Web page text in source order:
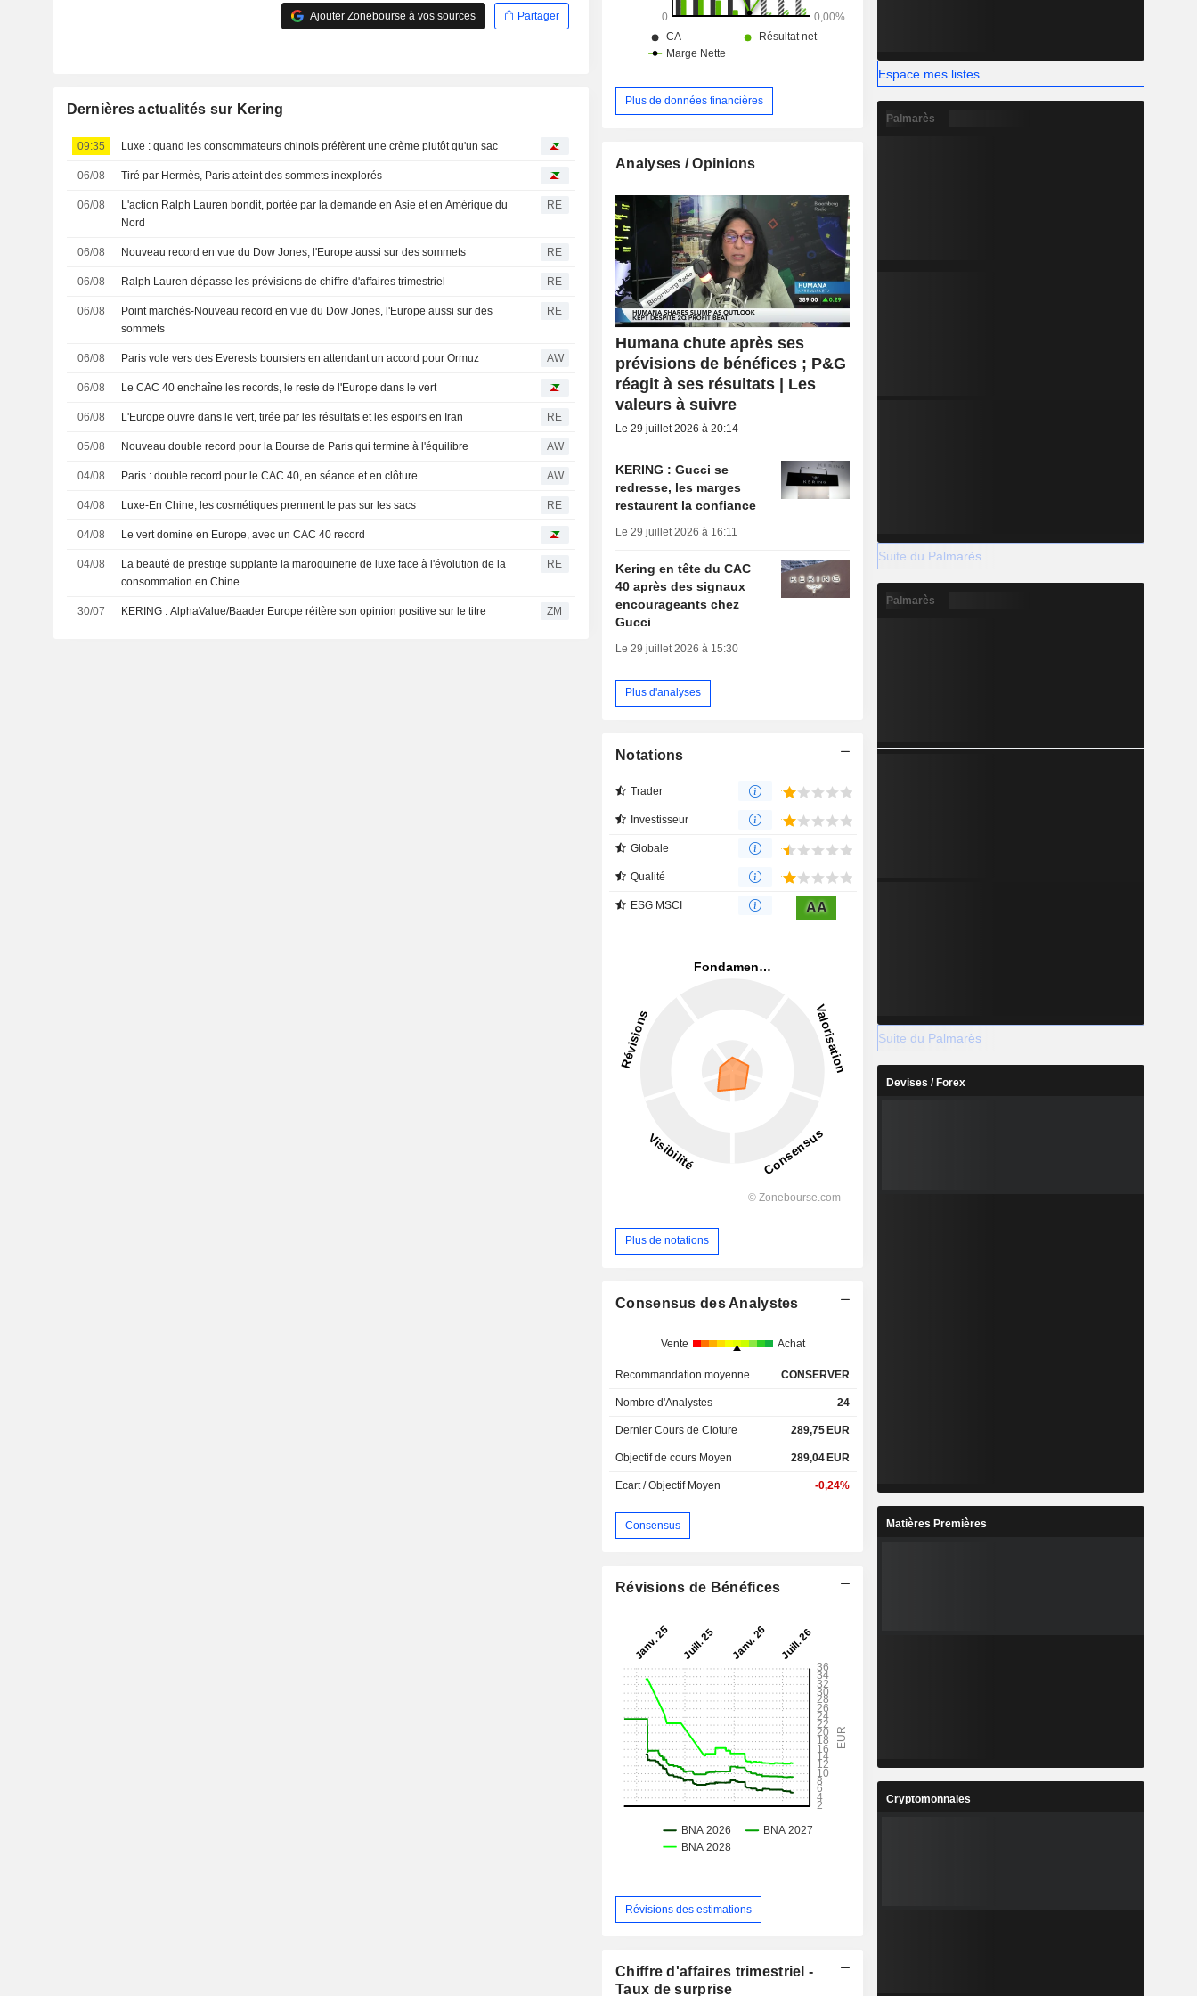
Ajouter Zonebourse à vos sources Partager
Dernières actualités sur Kering
09:35 Luxe : quand les consommateurs chinois préfèrent une crème plutôt qu'un sac
06/08 Tiré par Hermès, Paris atteint des sommets inexplorés
06/08
L'action Ralph Lauren bondit, portée par la demande en Asie et en Amérique du
Nord
RE
06/08 Nouveau record en vue du Dow Jones, l'Europe aussi sur des sommets RE
06/08 Ralph Lauren dépasse les prévisions de chiffre d'affaires trimestriel RE
06/08
Point marchés-Nouveau record en vue du Dow Jones, l'Europe aussi sur des
sommets
RE
06/08 Paris vole vers des Everests boursiers en attendant un accord pour Ormuz AW
06/08 Le CAC 40 enchaîne les records, le reste de l'Europe dans le vert
06/08 L'Europe ouvre dans le vert, tirée par les résultats et les espoirs en Iran RE
05/08 Nouveau double record pour la Bourse de Paris qui termine à l'équilibre AW
04/08 Paris : double record pour le CAC 40, en séance et en clôture AW
04/08 Luxe-En Chine, les cosmétiques prennent le pas sur les sacs RE
04/08 Le vert domine en Europe, avec un CAC 40 record
04/08
La beauté de prestige supplante la maroquinerie de luxe face à l'évolution de la
consommation en Chine
RE
30/07 KERING : AlphaValue/Baader Europe réitère son opinion positive sur le titre ZM
Plus de données financières
Analyses / Opinions
Humana chute après ses
prévisions de bénéfices ; P&G
réagit à ses résultats | Les
valeurs à suivre
Le 29 juillet 2026 à 20:14
KERING : Gucci se
redresse, les marges
restaurent la confiance
Le 29 juillet 2026 à 16:11
Kering en tête du CAC
40 après des signaux
encourageants chez
Gucci
Le 29 juillet 2026 à 15:30
Plus d'analyses
Notations
Trader
Investisseur
Globale
Qualité
ESG MSCI AA
Plus de notations
Consensus des Analystes
Vente Achat
Recommandation moyenne CONSERVER
Nombre d'Analystes 24
Dernier Cours de Cloture 289,75 EUR
Objectif de cours Moyen 289,04 EUR
Ecart / Objectif Moyen -0,24%
Consensus
Révisions de Bénéfices
Révisions des estimations
Chiffre d'affaires trimestriel -
Taux de surprise
Espace mes listes
Palmarès
Suite du Palmarès
Palmarès
Suite du Palmarès
Devises / Forex
Matières Premières
Cryptomonnaies